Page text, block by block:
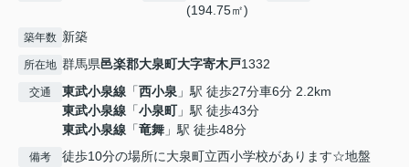
(194.75㎡)
築年数 新築
所在地 群馬県邑楽郡大泉町大字寄木戸1332
交通 東武小泉線 「西小泉 」駅 徒歩27分車6分 2.2km
東武小泉線 「小泉町」駅 徒歩43分
東武小泉線 「竜舞 」駅 徒歩48分
備考
徒歩10分の場所に大泉町立西小学校があります☆地盤